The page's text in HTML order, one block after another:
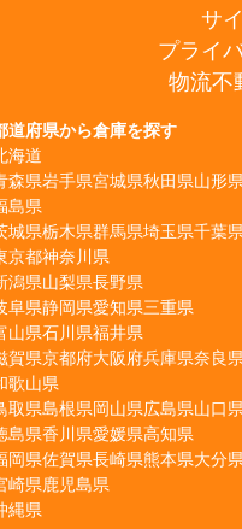
サ
プライ
物流不
道府県から倉庫を探す
海道
森県岩手県宮城県秋田県山形県
島県
城県栃木県群馬県埼玉県千葉県
京都神奈川県
潟県山梨県長野県
阜県静岡県愛知県三重県
山県石川県福井県
賀県京都府大阪府兵庫県奈良県
歌山県
取県島根県岡山県広島県山口県
島県香川県愛媛県高知県
岡県佐賀県長崎県熊本県大分県
崎県鹿児島県
縄県